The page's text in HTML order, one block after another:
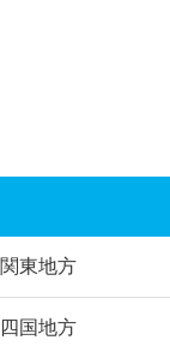
関東地方
四国地方